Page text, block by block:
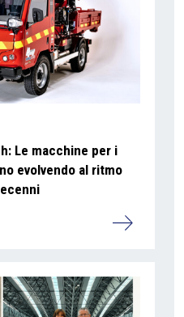
Le macchine per i
evolvendo al ritmo